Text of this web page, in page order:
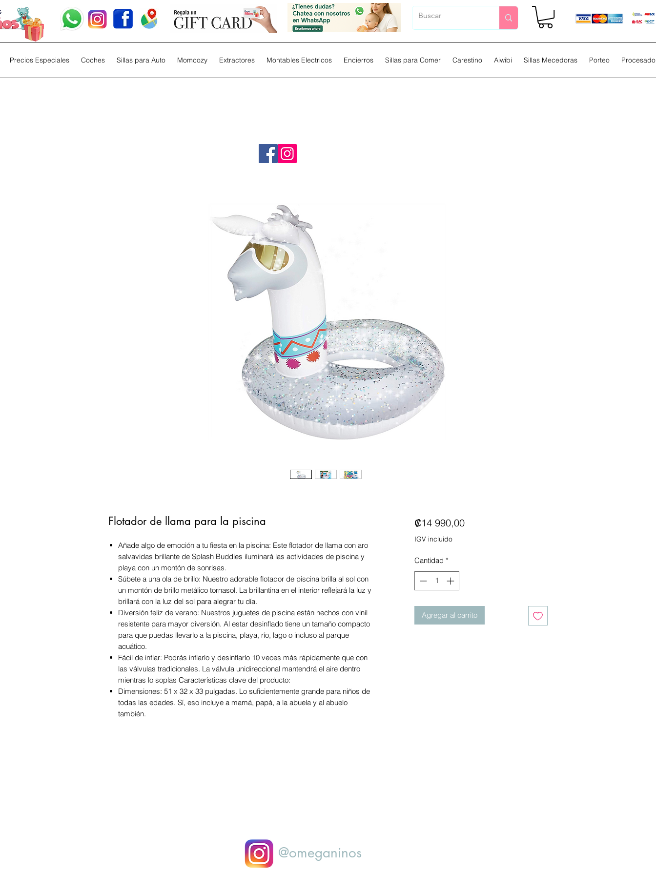
Precios Especiales Coches Sillas para Auto Momcozy Extractores Montables Electricos Encierros Sillas para Comer Carestino Aiwibi Sillas Mecedoras Porteo
Flotador de llama para la piscina
Añade algo de emoción a tu fiesta en la piscina: Este flotador de llama con aro
salvavidas brillante de Splash Buddies iluminará las actividades de piscina y
playa con un montón de sonrisas.
Súbete a una ola de brillo: Nuestro adorable flotador de piscina brilla al sol con
un montón de brillo metálico tornasol. La brillantina en el interior reflejará la luz y
brillará con la luz del sol para alegrar tu día.
Diversión feliz de verano: Nuestros juguetes de piscina están hechos con vinil
resistente para mayor diversión. Al estar desinflado tiene un tamaño compacto
para que puedas llevarlo a la piscina, playa, río, lago o incluso al parque
acuático.
Fácil de inflar: Podrás inflarlo y desinflarlo 10 veces más rápidamente que con
las válvulas tradicionales. La válvula unidireccional mantendrá el aire dentro
mientras lo soplas Características clave del producto:
Dimensiones: 51 x 32 x 33 pulgadas. Lo suficientemente grande para niños de
todas las edades. Sí, eso incluye a mamá, papá, a la abuela y al abuelo
también.
₡14 990,00Precio
IGV incluido
Cantidad *
Agregar al carrito
@omeganinos